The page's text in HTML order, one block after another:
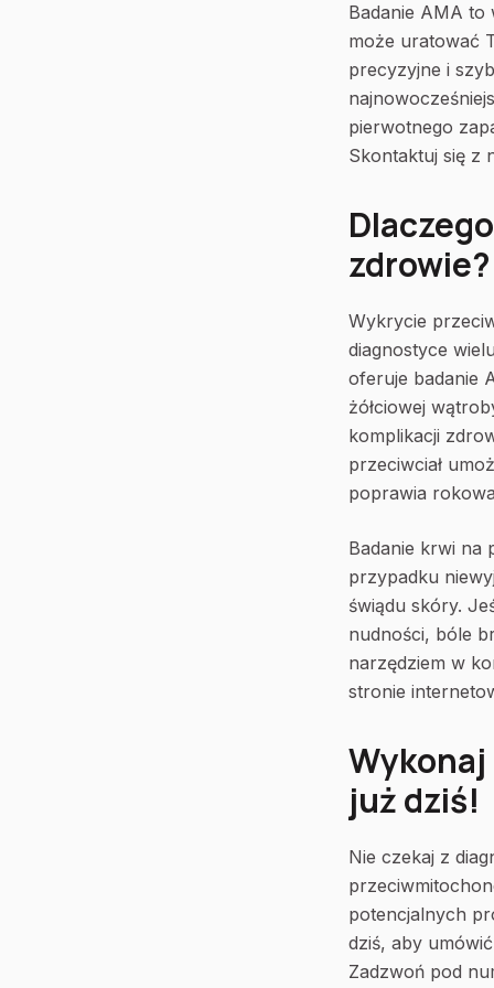
Badanie AMA
może uratować
precyzyjne i
pierwotnego
Skontaktuj się z
zdrowie?
Wykrycie
diagnostyce
oferuje badanie
żółciowej
komplikacji
przeciwciał
poprawia
Badanie krwi na
przypadku
świądu skóry.
nudności, bóle
narzędziem w
stronie
Wykonaj
już dziś!
Nie czekaj z
potencjalnych
dziś, aby
Zadzwoń pod